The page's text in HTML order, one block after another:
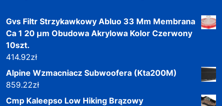
Gvs Filtr Strzykawkowy Abluo 33 Mm Membrana
Ca 1 20 µm Obudowa Akrylowa Kolor Czerwony
10szt.
414.92zł
Alpine Wzmacniacz Subwoofera (Kta200M)
859.22zł
Cmp Kaleepso Low Hiking Brązowy